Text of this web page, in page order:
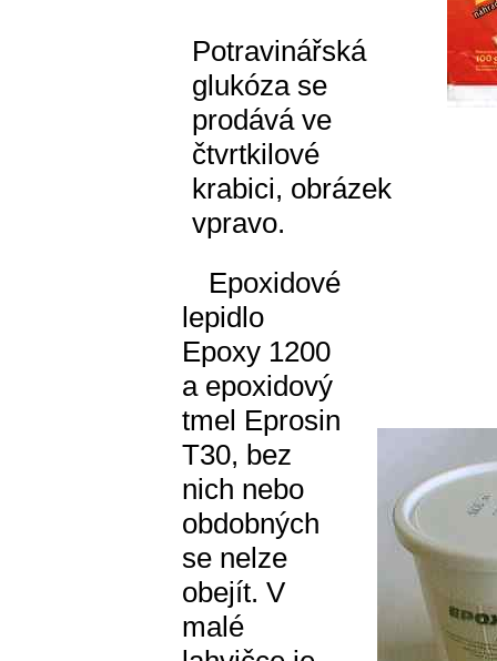
Potravinářská
glukóza se
prodává ve
čtvrtkilové
krabici, obrázek
vpravo.
Epoxidové
lepidlo
Epoxy 1200
a epoxidový
tmel Eprosin
T30, bez
nich nebo
obdobných
se nelze
obejít. V
malé